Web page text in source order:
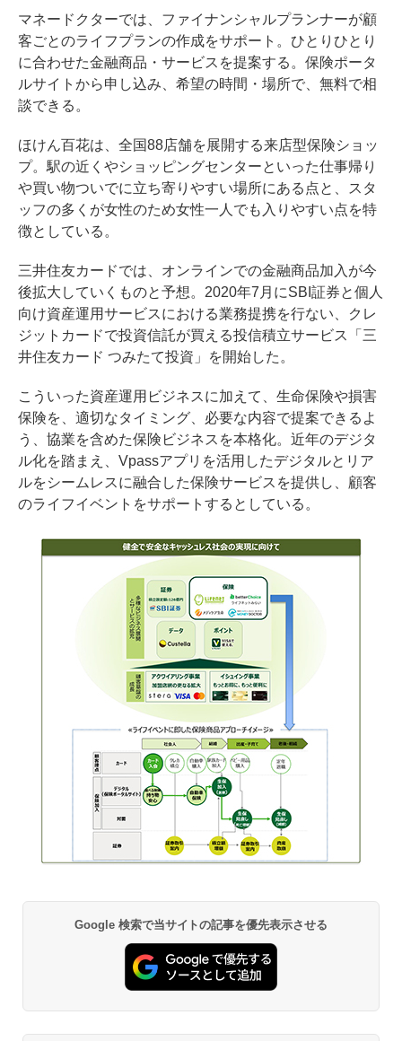
マネードクターでは、ファイナンシャルプランナーが顧
客ごとのライフプランの作成をサポート。ひとりひとり
に合わせた金融商品・サービスを提案する。保険ポータ
ルサイトから申し込み、希望の時間・場所で、無料で相
談できる。
ほけん百花は、全国88店舗を展開する来店型保険ショッ
プ。駅の近くやショッピングセンターといった仕事帰り
や買い物ついでに立ち寄りやすい場所にある点と、スタ
ッフの多くが女性のため女性一人でも入りやすい点を特
徴としている。
三井住友カードでは、オンラインでの金融商品加入が今
後拡大していくものと予想。2020年7月にSBI証券と個人
向け資産運用サービスにおける業務提携を行ない、クレ
ジットカードで投資信託が買える投信積立サービス「三
井住友カード つみたて投資」を開始した。
こういった資産運用ビジネスに加えて、生命保険や損害
保険を、適切なタイミング、必要な内容で提案できるよ
う、協業を含めた保険ビジネスを本格化。近年のデジタ
ル化を踏まえ、Vpassアプリを活用したデジタルとリア
ルをシームレスに融合した保険サービスを提供し、顧客
のライフイベントをサポートするとしている。
Google 検索で当サイトの記事を優先表示させる